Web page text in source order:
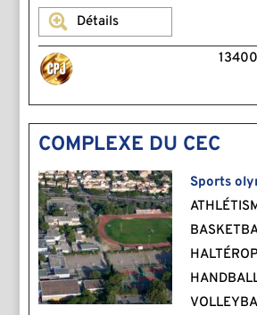
Détails
COMPLEXE DU CEC
Sports